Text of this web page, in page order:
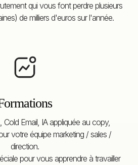
qui vous font perdre plusieurs
de milliers d'euros sur l'année.
Cold Email, IA appliquée au copy,
votre équipe marketing / sales /
direction.
pour vous apprendre à travailler